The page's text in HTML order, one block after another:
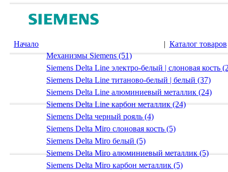
Начало | Каталог товаров
Механизмы Siemens (51)
Siemens Delta Line электро-белый | слоновая кость
Siemens Delta Line титаново-белый | белый (37)
Siemens Delta Line алюминиевый металлик (24)
Siemens Delta Line карбон металлик (24)
Siemens Delta черный рояль (4)
Siemens Delta Miro слоновая кость (5)
Siemens Delta Miro белый (5)
Siemens Delta Miro алюминиевый металлик (5)
Siemens Delta Miro карбон металлик (5)